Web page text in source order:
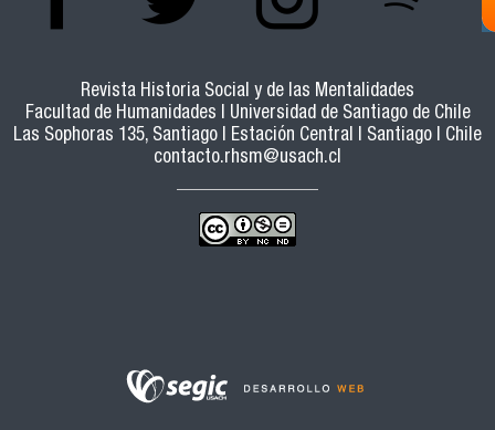
Revista Historia Social y de las Mentalidades
Facultad de Humanidades | Universidad de Santiago de Chile
Las Sophoras 135, Santiago | Estación Central | Santiago | Chile
contacto.rhsm@usach.cl